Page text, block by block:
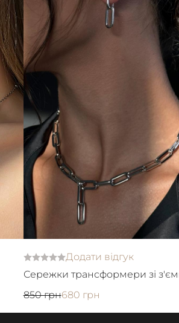
Додати відгук
Сережки трансформери зі
звенами
850 грн680 грн